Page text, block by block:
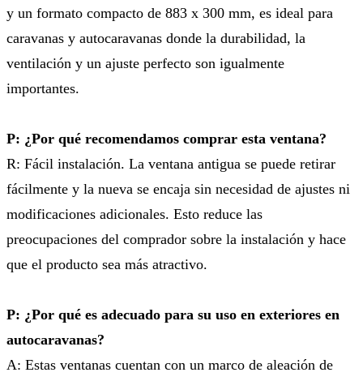
y un formato compacto de 883 x 300 mm, es ideal para
caravanas y autocaravanas donde la durabilidad, la
ventilación y un ajuste perfecto son igualmente
importantes.
P: ¿Por qué recomendamos comprar esta ventana?
R: Fácil instalación. La ventana antigua se puede retirar
fácilmente y la nueva se encaja sin necesidad de ajustes ni
modificaciones adicionales. Esto reduce las
preocupaciones del comprador sobre la instalación y hace
que el producto sea más atractivo.
P: ¿Por qué es adecuado para su uso en exteriores en
autocaravanas?
A: Estas ventanas cuentan con un marco de aleación de